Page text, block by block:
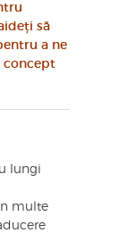
să
a ne
concept
lungi
multe